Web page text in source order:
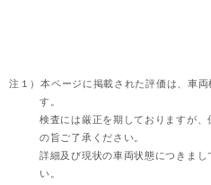
注１）本ページに掲載された評価は、車
す。
検査には厳正を期しておりますが
の旨ご了承ください。
詳細及び現状の車両状態につきま
い。